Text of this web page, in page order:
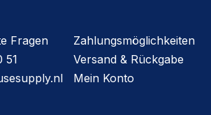
Fragen
51
Zahlungsmöglichkeiten
Versand & Rückgabe
Mein Konto